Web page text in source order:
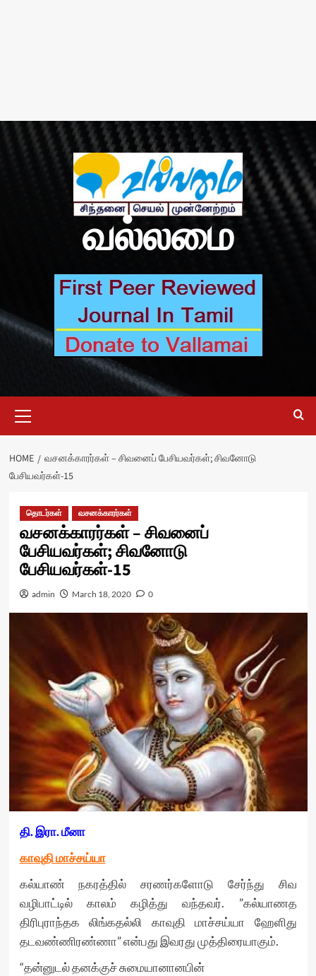
வல்லமை
Menu
HOME
வசனக்காரர்கள் – சிவனைப் பேசியவர்கள்; சிவனோடு
பேசியவர்கள்-15
தொடர்கள் வசனக்காரர்கள்
வசனக்காரர்கள் – சிவனைப்
பேசியவர்கள்; சிவனோடு
பேசியவர்கள்-15
admin March 18, 2020 0
தி. இரா. மீனா
காவுதி மாச்சய்யா
கல்யாண் நகரத்தில் சரணர்களோடு சேர்ந்து சிவ
வழிபாட்டில் காலம் கழித்து வந்தவர். ”கல்யாணத
திரிபுராந்தக லிங்கதல்லி காவுதி மாச்சய்யா ஹேளிது
தடவண்ணிரண்ணா” என்பது இவரது முத்திரையாகும்.
“தன்னுடல் தனக்குச் சுமையானானபின்